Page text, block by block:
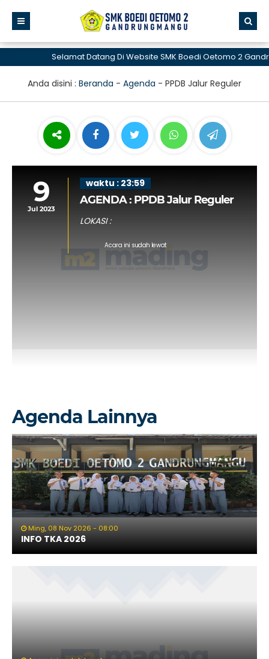
Selamat Datang Di Website SMK Boedi Oetomo 2
Anda disini : Beranda - Agenda - PPDB Jalur Reguler
9
Jul 2023
waktu : 23:59
AGENDA : PPDB Jalur Reguler
LOKASI :
Acara ini sudah lewat
Agenda Lainnya
Ming, 08 Nov 2026 - 08:00
INFO TKA 2026